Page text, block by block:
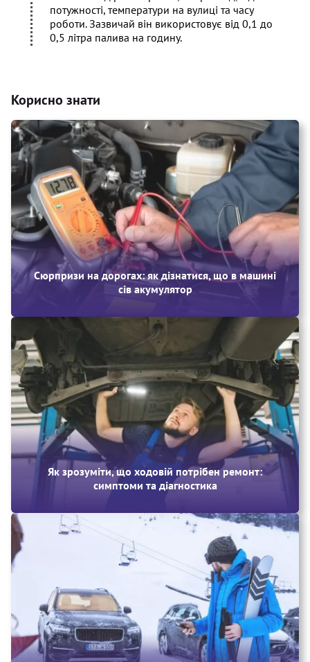
потужності, температури на вулиці та часу
роботи. Зазвичай він використовує від 0,1 до
0,5 літра палива на годину.
Корисно знати
Сюрпризи на дорогах: як дізнатися, що в машині
сів акумулятор
Як зрозуміти, що ходовій потрібен ремонт:
симптоми та діагностика